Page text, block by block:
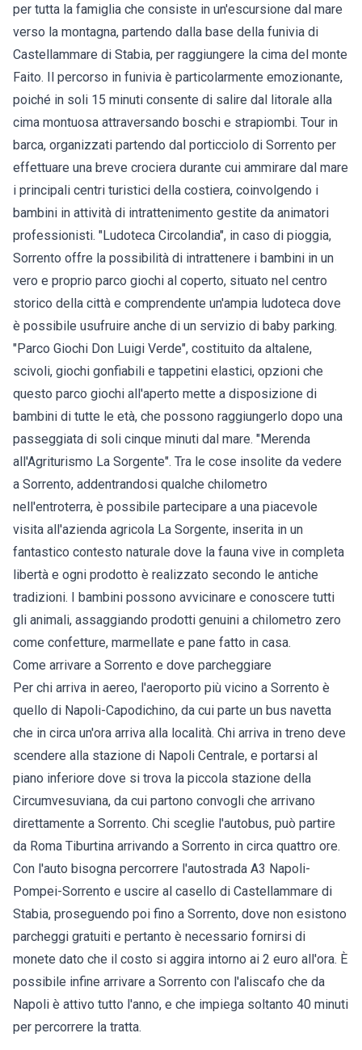
per tutta la famiglia che consiste in un'escursione dal mare
verso la montagna, partendo dalla base della funivia di
Castellammare di Stabia, per raggiungere la cima del monte
Faito. Il percorso in funivia è particolarmente emozionante,
poiché in soli 15 minuti consente di salire dal litorale alla
cima montuosa attraversando boschi e strapiombi. Tour in
barca, organizzati partendo dal porticciolo di Sorrento per
effettuare una breve crociera durante cui ammirare dal mare
i principali centri turistici della costiera, coinvolgendo i
bambini in attività di intrattenimento gestite da animatori
professionisti. "Ludoteca Circolandia", in caso di pioggia,
Sorrento offre la possibilità di intrattenere i bambini in un
vero e proprio parco giochi al coperto, situato nel centro
storico della città e comprendente un'ampia ludoteca dove
è possibile usufruire anche di un servizio di baby parking.
"Parco Giochi Don Luigi Verde", costituito da altalene,
scivoli, giochi gonfiabili e tappetini elastici, opzioni che
questo parco giochi all'aperto mette a disposizione di
bambini di tutte le età, che possono raggiungerlo dopo una
passeggiata di soli cinque minuti dal mare. "Merenda
all'Agriturismo La Sorgente". Tra le cose insolite da vedere
a Sorrento, addentrandosi qualche chilometro
nell'entroterra, è possibile partecipare a una piacevole
visita all'azienda agricola La Sorgente, inserita in un
fantastico contesto naturale dove la fauna vive in completa
libertà e ogni prodotto è realizzato secondo le antiche
tradizioni. I bambini possono avvicinare e conoscere tutti
gli animali, assaggiando prodotti genuini a chilometro zero
come confetture, marmellate e pane fatto in casa.
Come arrivare a Sorrento e dove parcheggiare
Per chi arriva in aereo, l'aeroporto più vicino a Sorrento è
quello di Napoli-Capodichino, da cui parte un bus navetta
che in circa un'ora arriva alla località. Chi arriva in treno deve
scendere alla stazione di Napoli Centrale, e portarsi al
piano inferiore dove si trova la piccola stazione della
Circumvesuviana, da cui partono convogli che arrivano
direttamente a Sorrento. Chi sceglie l'autobus, può partire
da Roma Tiburtina arrivando a Sorrento in circa quattro ore.
Con l'auto bisogna percorrere l'autostrada A3 Napoli-
Pompei-Sorrento e uscire al casello di Castellammare di
Stabia, proseguendo poi fino a Sorrento, dove non esistono
parcheggi gratuiti e pertanto è necessario fornirsi di
monete dato che il costo si aggira intorno ai 2 euro all'ora. È
possibile infine arrivare a Sorrento con l'aliscafo che da
Napoli è attivo tutto l'anno, e che impiega soltanto 40 minuti
per percorrere la tratta.